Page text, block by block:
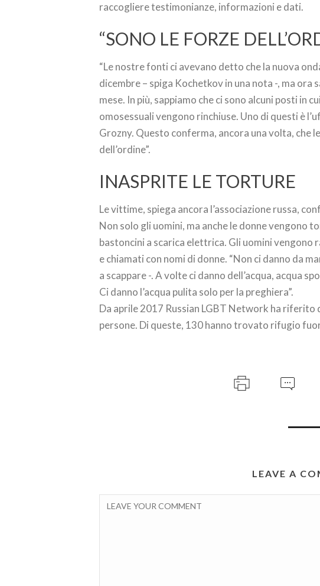
raccogliere testimonianze, informazioni e dati.
“SONO LE FORZE
“Le nostre fonti ci avevano detto che la nuova
dicembre – spiga Kochetkov in una nota -, ma ora
mese. In più, sappiamo che ci sono alcuni posti in
omosessuali vengono rinchiuse. Uno di questi è
Grozny. Questo conferma, ancora una volta, che
dell’ordine”.
INASPRITE LE TORTURE
Le vittime, spiega ancora l’associazione russa,
Non solo gli uomini, ma anche le donne vengono
bastoncini a scarica elettrica. Gli uomini
e chiamati con nomi di donne. “Non ci danno da
a scappare -. A volte ci danno dell’acqua, acqua
Ci danno l’acqua pulita solo per la preghiera”.
Da aprile 2017 Russian LGBT Network ha riferito
persone. Di queste, 130 hanno trovato rifugio
LEAVE A